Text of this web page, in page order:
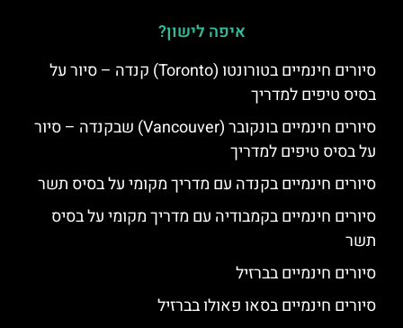
איפה לישון?
סיורים חינמיים בטורונטו (Toronto) קנדה – סיור על
בסיס טיפים למדריך
סיורים חינמיים בונקובר (Vancouver) שבקנדה – סיור
על בסיס טיפים למדריך
סיורים חינמיים בקנדה עם מדריך מקומי על בסיס תשר
סיורים חינמיים בקמבודיה עם מדריך מקומי על בסיס
תשר
סיורים חינמיים בברזיל
סיורים חינמיים בסאו פאולו בברזיל